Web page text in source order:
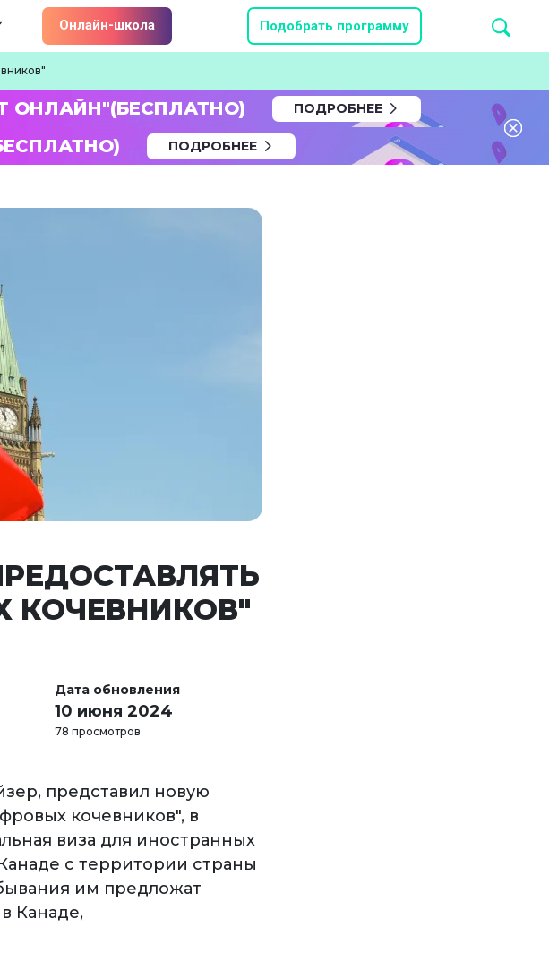
Онлайн-школа Подобрать программу
ОНЛАЙН"(БЕСПЛАТНО) ПОДРОБНЕЕ
ПОДРОБНЕЕ
КОЧЕВНИКОВ"
Дата обновления
10 июня 2024
78 просмотров
представил новую
кочевников", в
виза для иностранных
с территории страны
им предложат
Канаде,